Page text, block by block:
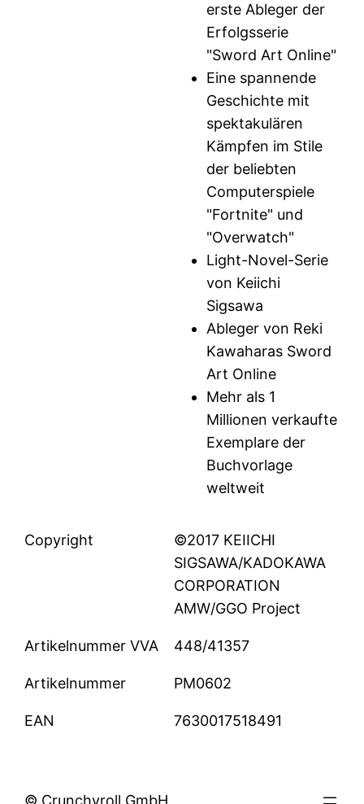
erste Ableger der
Erfolgsserie
"Sword Art Online"
Eine spannende
Geschichte mit
spektakulären
Kämpfen im Stile
der beliebten
Computerspiele
"Fortnite" und
"Overwatch"
Light-Novel-Serie
von Keiichi
Sigsawa
Ableger von Reki
Kawaharas Sword
Art Online
Mehr als 1
Millionen verkaufte
Exemplare der
Buchvorlage
weltweit
Copyright
©2017 KEIICHI
SIGSAWA/KADOKAWA
CORPORATION
AMW/GGO Project
Artikelnummer VVA 448/41357
Artikelnummer PM0602
EAN 7630017518491
© Crunchyroll GmbH